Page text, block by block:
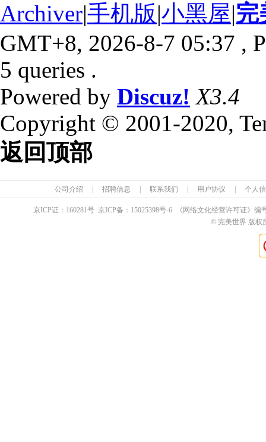
Archiver|手机版|小黑屋|完
GMT+8, 2026-8-7 05:37 ,
5 queries .
Powered by Discuz! X3.4
Copyright © 2001-2020,
返回顶部
公司介绍 招聘信息 联系我们 用户协议 个人
京ICP证： 160281号 京ICP备： 15025398号-6 《网络文化经营许可证》编
© 完美世界 版权